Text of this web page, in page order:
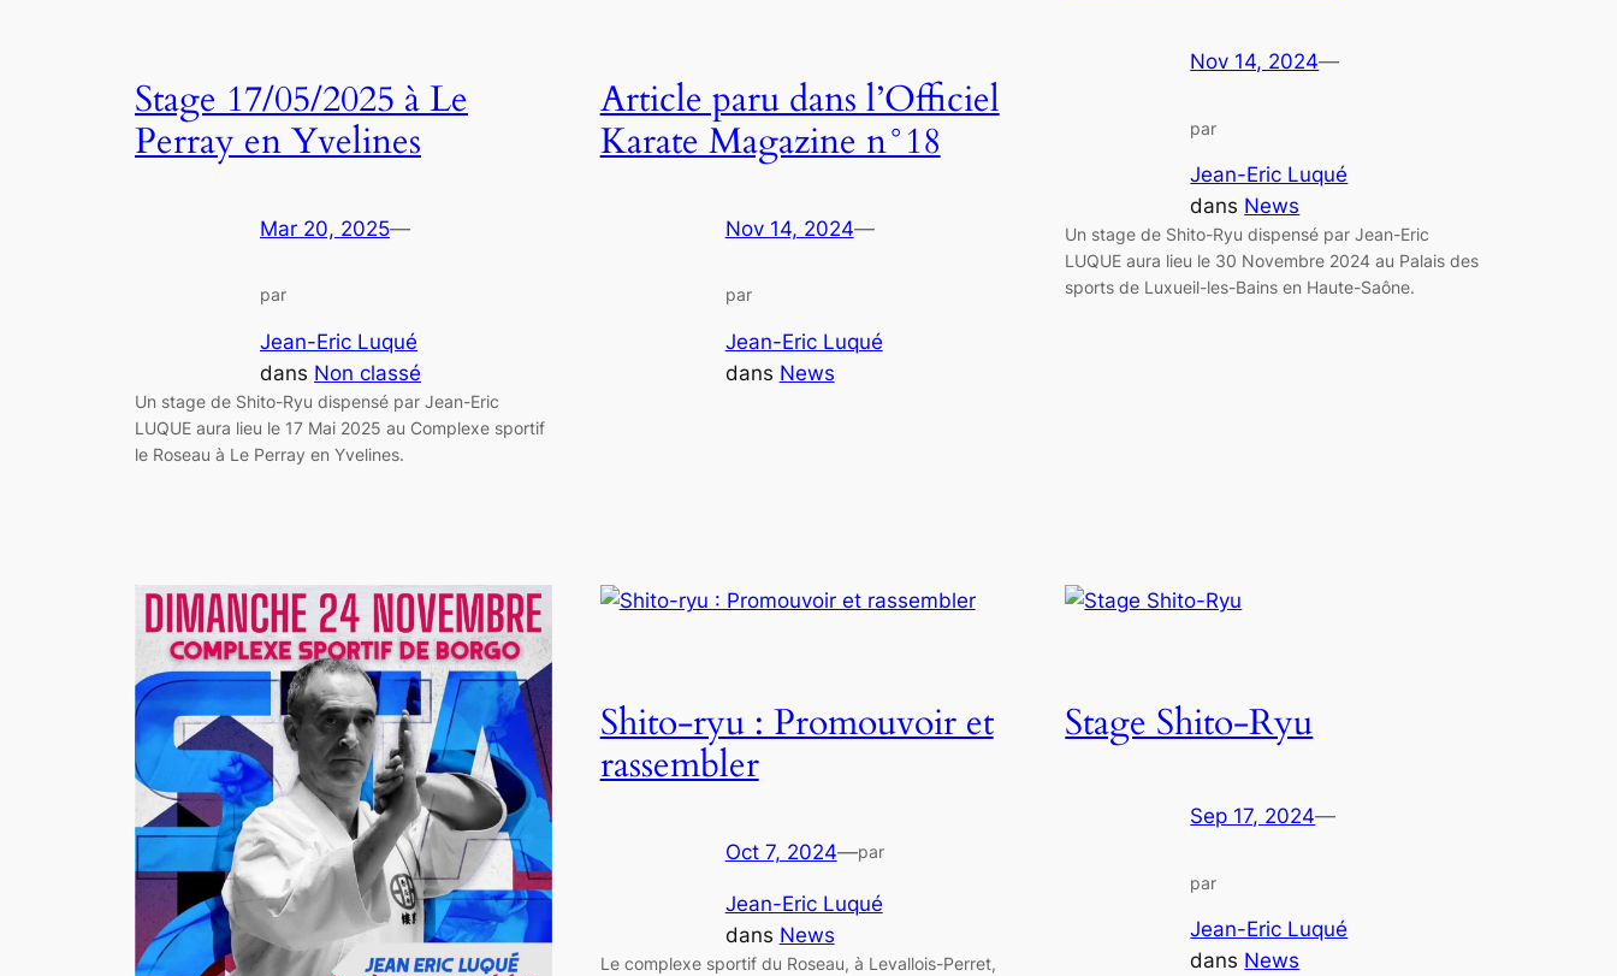
Stage 17/05/2025 à Le
Perray en Yvelines
Mar 20, 2025—
par
Jean-Eric Luqué
dans Non classé
Un stage de Shito-Ryu dispensé par Jean-Eric
LUQUE aura lieu le 17 Mai 2025 au Complexe sportif
le Roseau à Le Perray en Yvelines.
Article paru dans l’Officiel
Karate Magazine n°18
Nov 14, 2024—
par
Jean-Eric Luqué
dans News
Nov 14, 2024—
par
Jean-Eric Luqué
dans News
Un stage de Shito-Ryu dispensé par Jean-Eric
LUQUE aura lieu le 30 Novembre 2024 au Palais des
sports de Luxueil-les-Bains en Haute-Saône.
Shito-ryu : Promouvoir et
rassembler
Oct 7, 2024—par
Jean-Eric Luqué
dans News
Le complexe sportif du Roseau, à Levallois-Perret,
Stage Shito-Ryu
Sep 17, 2024—
par
Jean-Eric Luqué
dans News